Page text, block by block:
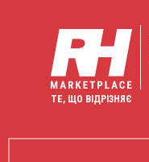
ТЕ, ЩО ВІДРІЗНЯЄ